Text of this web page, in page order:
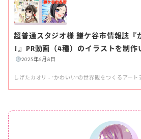
超普通スタジオ様 鎌ケ谷市情報誌『
1』PR動画（4種）のイラストを制作
2025年6月8日
しげたカオリ - "かわいい"の世界観をつくるアー